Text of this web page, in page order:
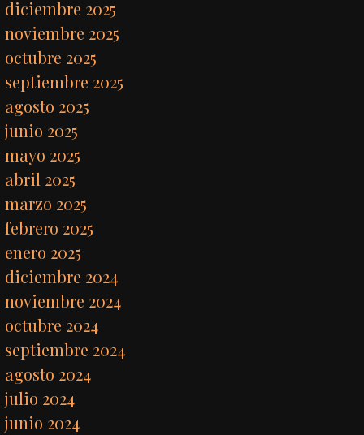
diciembre 2025
noviembre 2025
octubre 2025
septiembre 2025
agosto 2025
junio 2025
mayo 2025
abril 2025
marzo 2025
febrero 2025
enero 2025
diciembre 2024
noviembre 2024
octubre 2024
septiembre 2024
agosto 2024
julio 2024
junio 2024